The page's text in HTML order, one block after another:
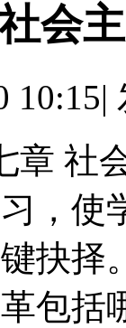
会
10:15|
章 社
，使
抉择
包括